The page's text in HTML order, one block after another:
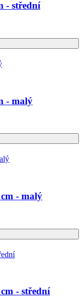
- střední
- malý
- malý
- střední